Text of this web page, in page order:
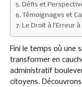
Défis et
Témoignages et
Le Droit à l’Erreur
Fini le temps où une
transformer en
administratif
citoyens.